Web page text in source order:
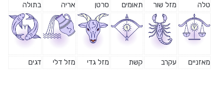
טלה מזל שור תאומים סרטן אריה בתולה
מאזניים עקרב קשת מזל גדי מזל דלי דגים